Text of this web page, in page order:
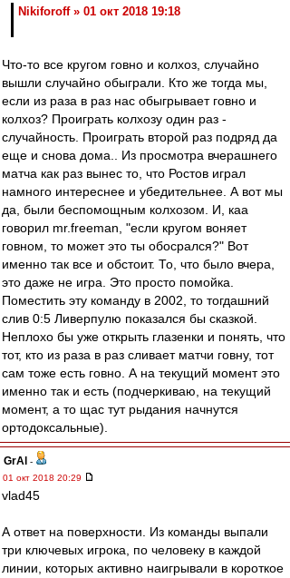
Nikiforoff » 01 окт 2018 19:18
Что-то все кругом говно и колхоз, случайно
вышли случайно обыграли. Кто же тогда мы,
если из раза в раз нас обыгрывает говно и
колхоз? Проиграть колхозу один раз -
случайность. Проиграть второй раз подряд да
еще и снова дома.. Из просмотра вчерашнего
матча как раз вынес то, что Ростов играл
намного интереснее и убедительнее. А вот мы
да, были беспомощным колхозом. И, каа
говорил mr.freeman, "если кругом воняет
говном, то может это ты обосрался?" Вот
именно так все и обстоит. То, что было вчера,
это даже не игра. Это просто помойка.
Поместить эту команду в 2002, то тогдашний
слив 0:5 Ливерпулю показался бы сказкой.
Неплохо бы уже открыть глазенки и понять, что
тот, кто из раза в раз сливает матчи говну, тот
сам тоже есть говно. А на текущий момент это
именно так и есть (подчеркиваю, на текущий
момент, а то щас тут рыдания начнутся
ортодоксальные).
GrAl -
01 окт 2018 20:29
vlad45
А ответ на поверхности. Из команды выпали
три ключевых игрока, по человеку в каждой
линии, которых активно наигрывали в короткое